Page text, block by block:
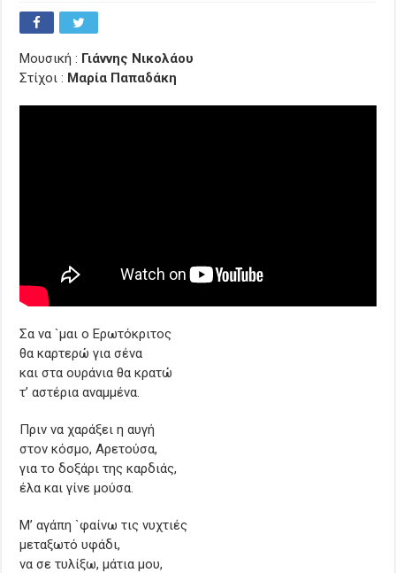
Μουσική : Γιάννης Νικολάου
Στίχοι : Μαρία Παπαδάκη
Σα να `μαι ο Ερωτόκριτος
θα καρτερώ για σένα
και στα ουράνια θα κρατώ
τ’ αστέρια αναμμένα.
Πριν να χαράξει η αυγή
στον κόσμο, Αρετούσα,
για το δοξάρι της καρδιάς,
έλα και γίνε μούσα.
Μ’ αγάπη `φαίνω τις νυχτιές
μεταξωτό υφάδι,
να σε τυλίξω, μάτια μου,